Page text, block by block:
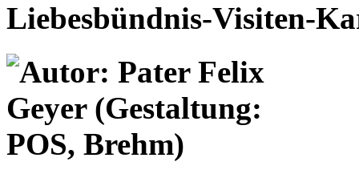
Liebesbündnis-Visiten-